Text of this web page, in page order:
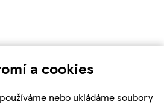
a cookies
nebo ukládáme soubory